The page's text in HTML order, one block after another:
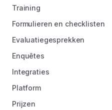
Training
Formulieren en checklisten
Evaluatiegesprekken
Enquêtes
Integraties
Platform
Prijzen